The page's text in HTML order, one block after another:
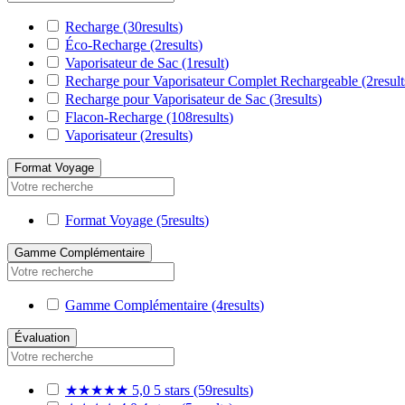
Recharge (30results)
Éco-Recharge (2results)
Vaporisateur de Sac (1result)
Recharge pour Vaporisateur Complet Rechargeable (2
Recharge pour Vaporisateur de Sac (3results)
Flacon-Recharge (108results)
Vaporisateur(2results)
Format Voyage
Format Voyage (5results)
Gamme Complémentaire
Gamme Complémentaire (4results)
Évaluation
★★★★★ 5,0 5 stars (59results)